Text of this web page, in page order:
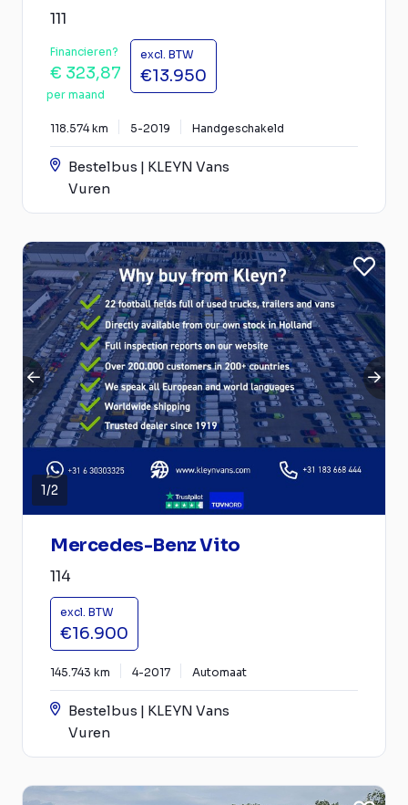
111
Financieren?
€ 323,87
per maand
excl. BTW
€13.950
118.574 km 5-2019 Handgeschakeld
Bestelbus | KLEYN Vans
Vuren
1/2
Mercedes-Benz Vito
114
excl. BTW
€16.900
145.743 km 4-2017 Automaat
Bestelbus | KLEYN Vans
Vuren